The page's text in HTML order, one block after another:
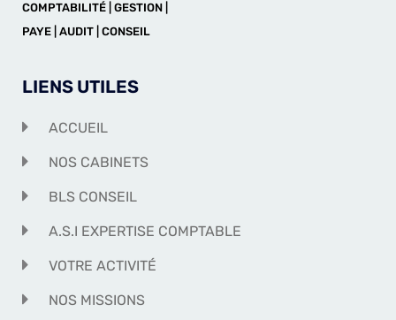
COMPTABILITÉ | GESTION |
PAYE | AUDIT | CONSEIL
LIENS UTILES
ACCUEIL
NOS CABINETS
BLS CONSEIL
A.S.I EXPERTISE COMPTABLE
VOTRE ACTIVITÉ
NOS MISSIONS